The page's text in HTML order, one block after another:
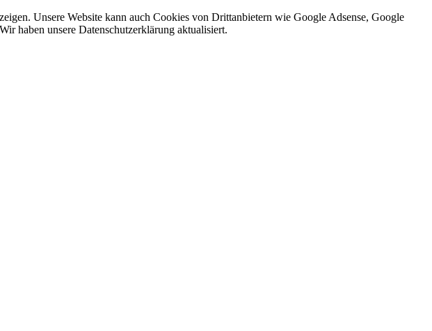
Unsere Website kann auch Cookies von Drittanbietern wie Google Adsense, Google
haben unsere Datenschutzerklärung aktualisiert.